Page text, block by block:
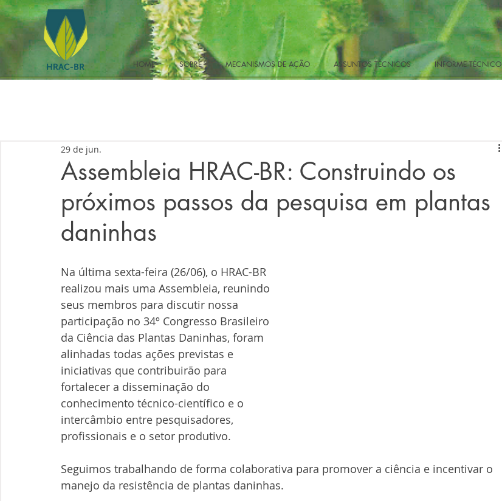
HOME SOBRE MECANISMOS DE AÇÃO ASSUNTOS TÉCNICOS INFORME TÉCNICO
Assembleia HRAC-BR: Construindo os
próximos passos da pesquisa em plantas
daninhas
29 de jun.
Na última sexta-feira (26/06), o HRAC-BR
realizou mais uma Assembleia, reunindo
seus membros para discutir nossa
participação no 34º Congresso Brasileiro
da Ciência das Plantas Daninhas, foram
alinhadas todas ações previstas e
iniciativas que contribuirão para
fortalecer a disseminação do
conhecimento técnico-científico e o
intercâmbio entre pesquisadores,
profissionais e o setor produtivo.
Seguimos trabalhando de forma colaborativa para promover a ciência e incentivar o
manejo da resistência de plantas daninhas.